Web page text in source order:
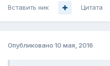
Вставить ник Цитата
Опубликовано 10 мая, 2016